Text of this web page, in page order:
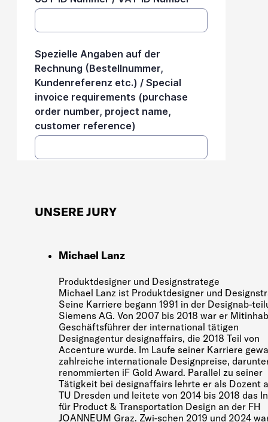
UNSERE JURY
Michael Lanz
Produktdesigner und Designstratege
Michael Lanz ist Produktdesigner und
Seine Karriere begann 1991 in der Designab-
Siemens AG. Von 2007 bis 2018 war er
Geschäftsführer der international tätigen
Designagentur designaffairs, die 2018 Teil von
Accenture wurde. Im Laufe seiner Karriere
zahlreiche internationale Designpreise,
renommierten iF Gold Award. Parallel zu seiner
Tätigkeit bei designaffairs lehrte er als Dozent
TU Dresden und leitete von 2014 bis 2018 das
für Product & Transportation Design an der FH
JOANNEUM Graz. Zwi-schen 2019 und 2024